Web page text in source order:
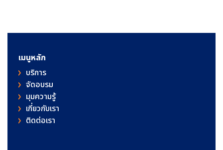
เมนูหลัก
บริการ
จัดอบรม
มุมความรู้
เกี่ยวกับเรา
ติดต่อเรา